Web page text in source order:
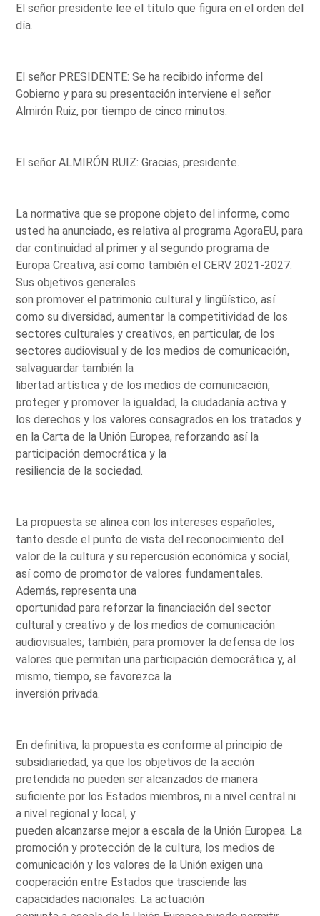
El señor presidente lee el título que figura en el orden del
día.
El señor PRESIDENTE: Se ha recibido informe del
Gobierno y para su presentación interviene el señor
Almirón Ruiz, por tiempo de cinco minutos.
El señor ALMIRÓN RUIZ: Gracias, presidente.
La normativa que se propone objeto del informe, como
usted ha anunciado, es relativa al programa AgoraEU, para
dar continuidad al primer y al segundo programa de
Europa Creativa, así como también el CERV 2021-2027.
Sus objetivos generales
son promover el patrimonio cultural y lingüístico, así
como su diversidad, aumentar la competitividad de los
sectores culturales y creativos, en particular, de los
sectores audiovisual y de los medios de comunicación,
salvaguardar también la
libertad artística y de los medios de comunicación,
proteger y promover la igualdad, la ciudadanía activa y
los derechos y los valores consagrados en los tratados y
en la Carta de la Unión Europea, reforzando así la
participación democrática y la
resiliencia de la sociedad.
La propuesta se alinea con los intereses españoles,
tanto desde el punto de vista del reconocimiento del
valor de la cultura y su repercusión económica y social,
así como de promotor de valores fundamentales.
Además, representa una
oportunidad para reforzar la financiación del sector
cultural y creativo y de los medios de comunicación
audiovisuales; también, para promover la defensa de los
valores que permitan una participación democrática y, al
mismo, tiempo, se favorezca la
inversión privada.
En definitiva, la propuesta es conforme al principio de
subsidiariedad, ya que los objetivos de la acción
pretendida no pueden ser alcanzados de manera
suficiente por los Estados miembros, ni a nivel central ni
a nivel regional y local, y
pueden alcanzarse mejor a escala de la Unión Europea. La
promoción y protección de la cultura, los medios de
comunicación y los valores de la Unión exigen una
cooperación entre Estados que trasciende las
capacidades nacionales. La actuación